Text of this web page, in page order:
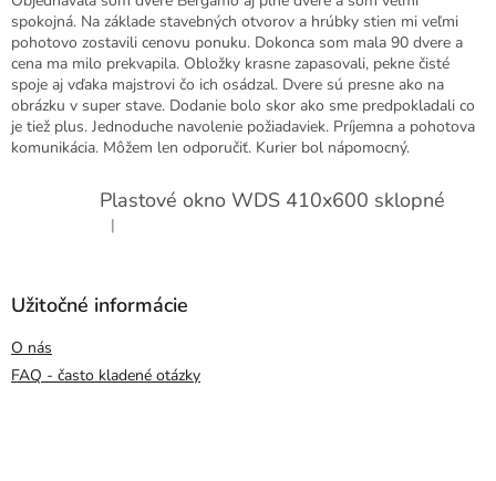
spokojná. Na základe stavebných otvorov a hrúbky stien mi veľmi
pohotovo zostavili cenovu ponuku. Dokonca som mala 90 dvere a
cena ma milo prekvapila. Obložky krasne zapasovali, pekne čisté
spoje aj vďaka majstrovi čo ich osádzal. Dvere sú presne ako na
obrázku v super stave. Dodanie bolo skor ako sme predpokladali co
je tiež plus. Jednoduche navolenie požiadaviek. Príjemna a pohotova
komunikácia. Môžem len odporučiť. Kurier bol nápomocný.
Plastové okno WDS 410x600 sklopné
Hodnotenie produktu je 5 z 5 hviezdičiek.
|
Užitočné informácie
O nás
FAQ - často kladené otázky